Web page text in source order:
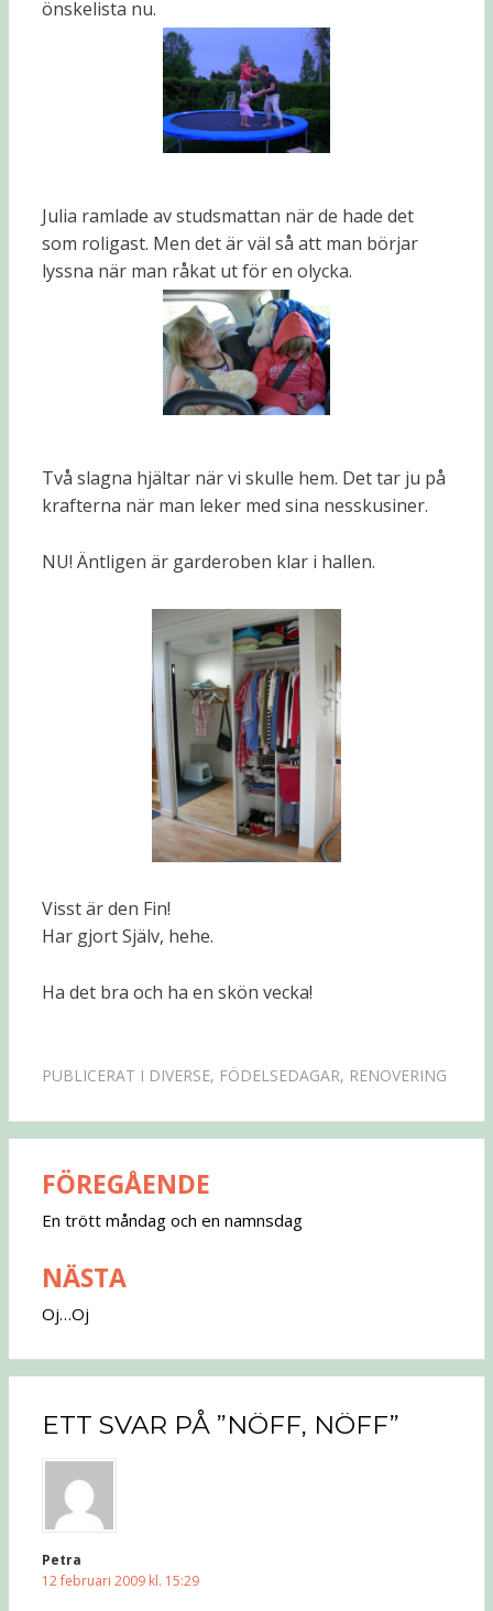
önskelista nu.
Julia ramlade av studsmattan när de hade det
som roligast. Men det är väl så att man börjar
lyssna när man råkat ut för en olycka.
Två slagna hjältar när vi skulle hem. Det tar ju på
krafterna när man leker med sina nesskusiner.
NU! Äntligen är garderoben klar i hallen.
Visst är den Fin!
Har gjort Själv, hehe.
Ha det bra och ha en skön vecka!
PUBLICERAT I DIVERSE, FÖDELSEDAGAR, RENOVERING
Inläggsnavigering
FÖREGÅENDE
En trött måndag och en namnsdag
NÄSTA
Oj…Oj
ETT SVAR PÅ ”NÖFF, NÖFF”
Petra
12 februari 2009 kl. 15:29